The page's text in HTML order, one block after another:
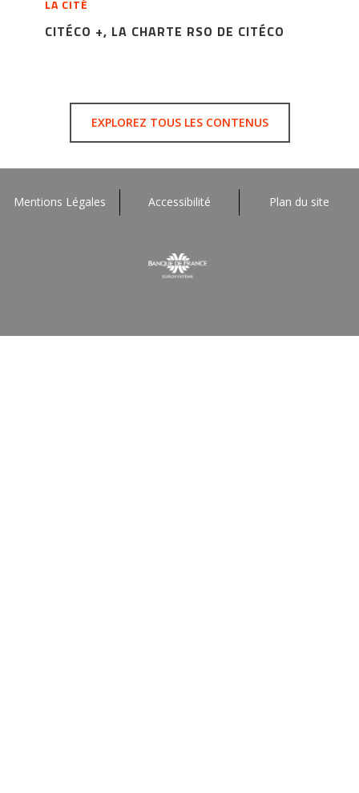
LA CITÉ
CITÉCO +, LA CHARTE RSO DE CITÉCO
EXPLOREZ TOUS LES CONTENUS
Mentions Légales Accessibilité Plan du site